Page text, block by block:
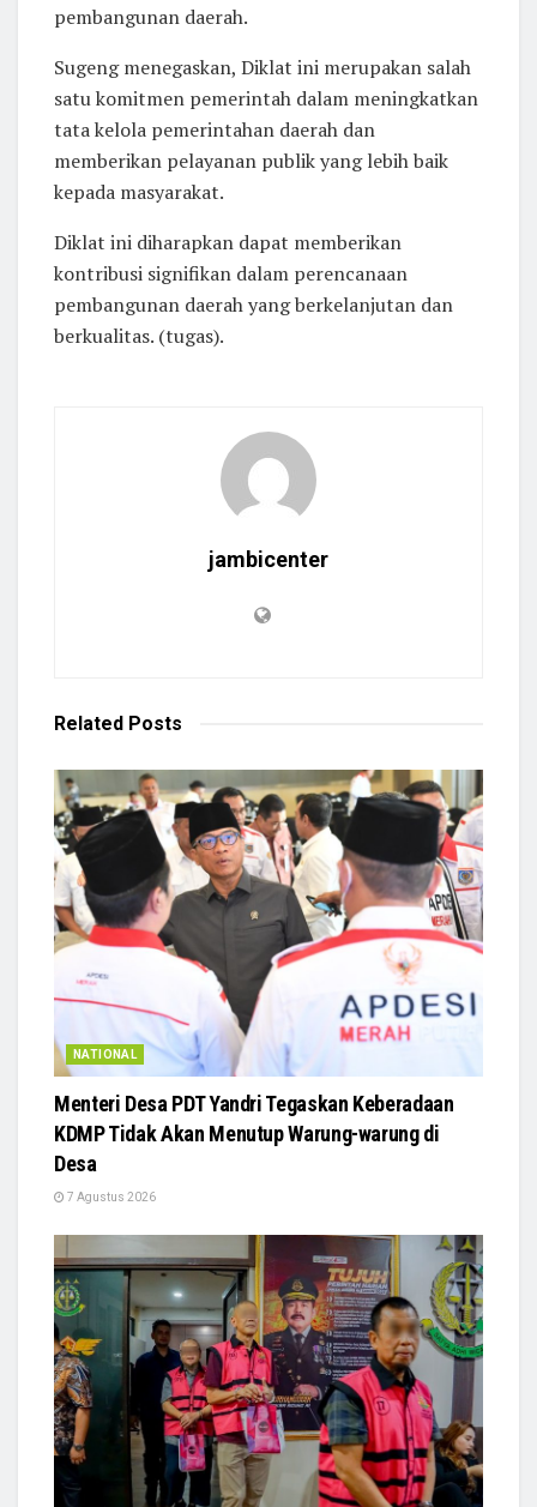
pembangunan daerah.
Sugeng menegaskan, Diklat ini merupakan salah
satu komitmen pemerintah dalam meningkatkan
tata kelola pemerintahan daerah dan
memberikan pelayanan publik yang lebih baik
kepada masyarakat.
Diklat ini diharapkan dapat memberikan
kontribusi signifikan dalam perencanaan
pembangunan daerah yang berkelanjutan dan
berkualitas. (tugas).
jambicenter
Related Posts
NATIONAL
Menteri Desa PDT Yandri Tegaskan Keberadaan
KDMP Tidak Akan Menutup Warung-warung di
Desa
7 Agustus 2026